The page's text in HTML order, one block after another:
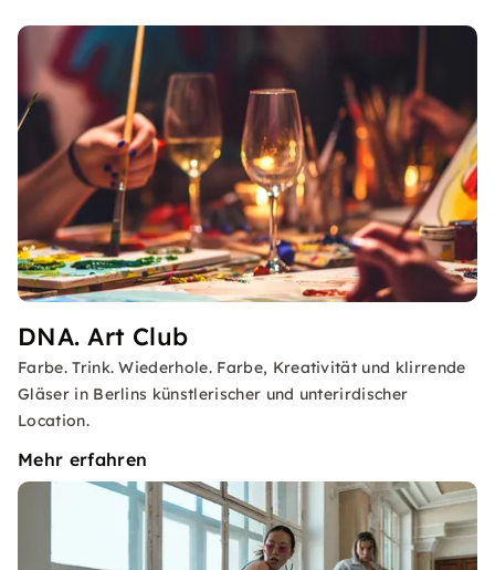
DNA. Art Club
Farbe. Trink. Wiederhole. Farbe, Kreativität und klirrende
Gläser in Berlins künstlerischer und unterirdischer
Location.
Mehr erfahren